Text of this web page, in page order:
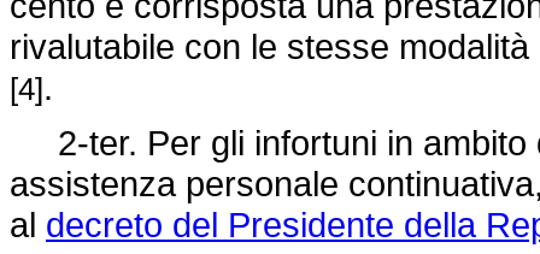
rivalutabile con le stesse
[4].
2-ter. Per gli infortuni in ambito
assistenza personale
al decreto del Presidente della